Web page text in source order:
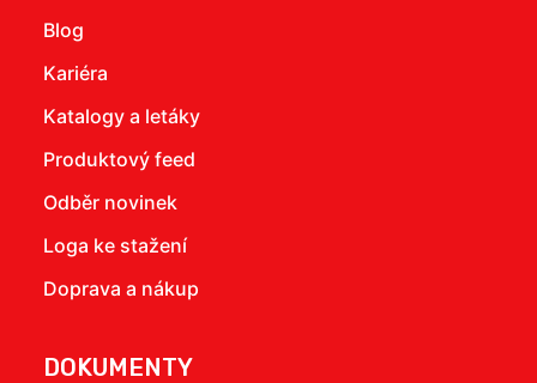
Blog
Kariéra
Katalogy a letáky
Produktový feed
Odběr novinek
Loga ke stažení
Doprava a nákup
DOKUMENTY